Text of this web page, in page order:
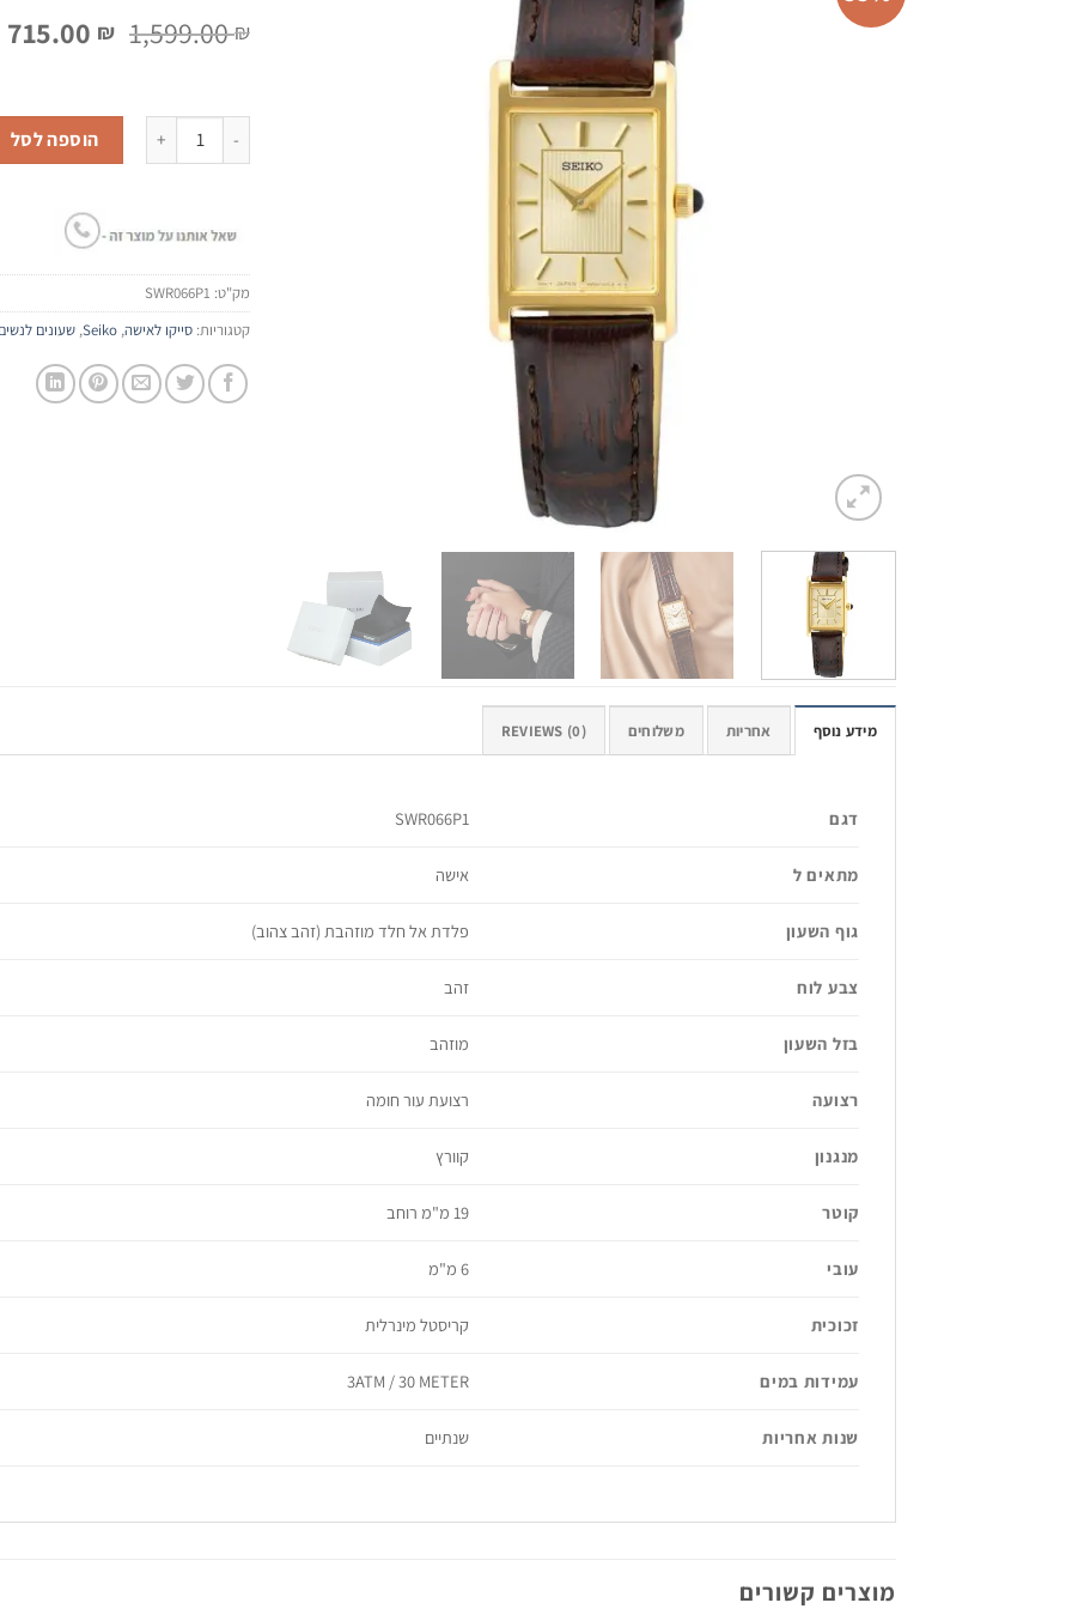
1,599.00₪ המחיר
1,599.00 ₪.
715.00 ₪
כמות של שעון יד Seiko SWR066P1 הוספה לסל
מק"ט: SWR066P1
קטגוריות: סייקו לאישה,
Seiko
, שעונים לנשים
מידע נוסף אחריות משלוחים REVIEWS (0)
דגם SWR066P1
מתאים ל אישה
גוף השעון פלדת אל חלד מוזהבת (זהב צהוב)
צבע לוח זהב
בזל השעון מוזהב
רצועה רצועת עור חומה
מנגנון קוורץ
קוטר 19 מ"מ רוחב
עובי 6 מ"מ
זכוכית קריסטל מינרלית
עמידות במים 3ATM / 30 METER
שנות אחריות שנתיים
מוצרים קשורים